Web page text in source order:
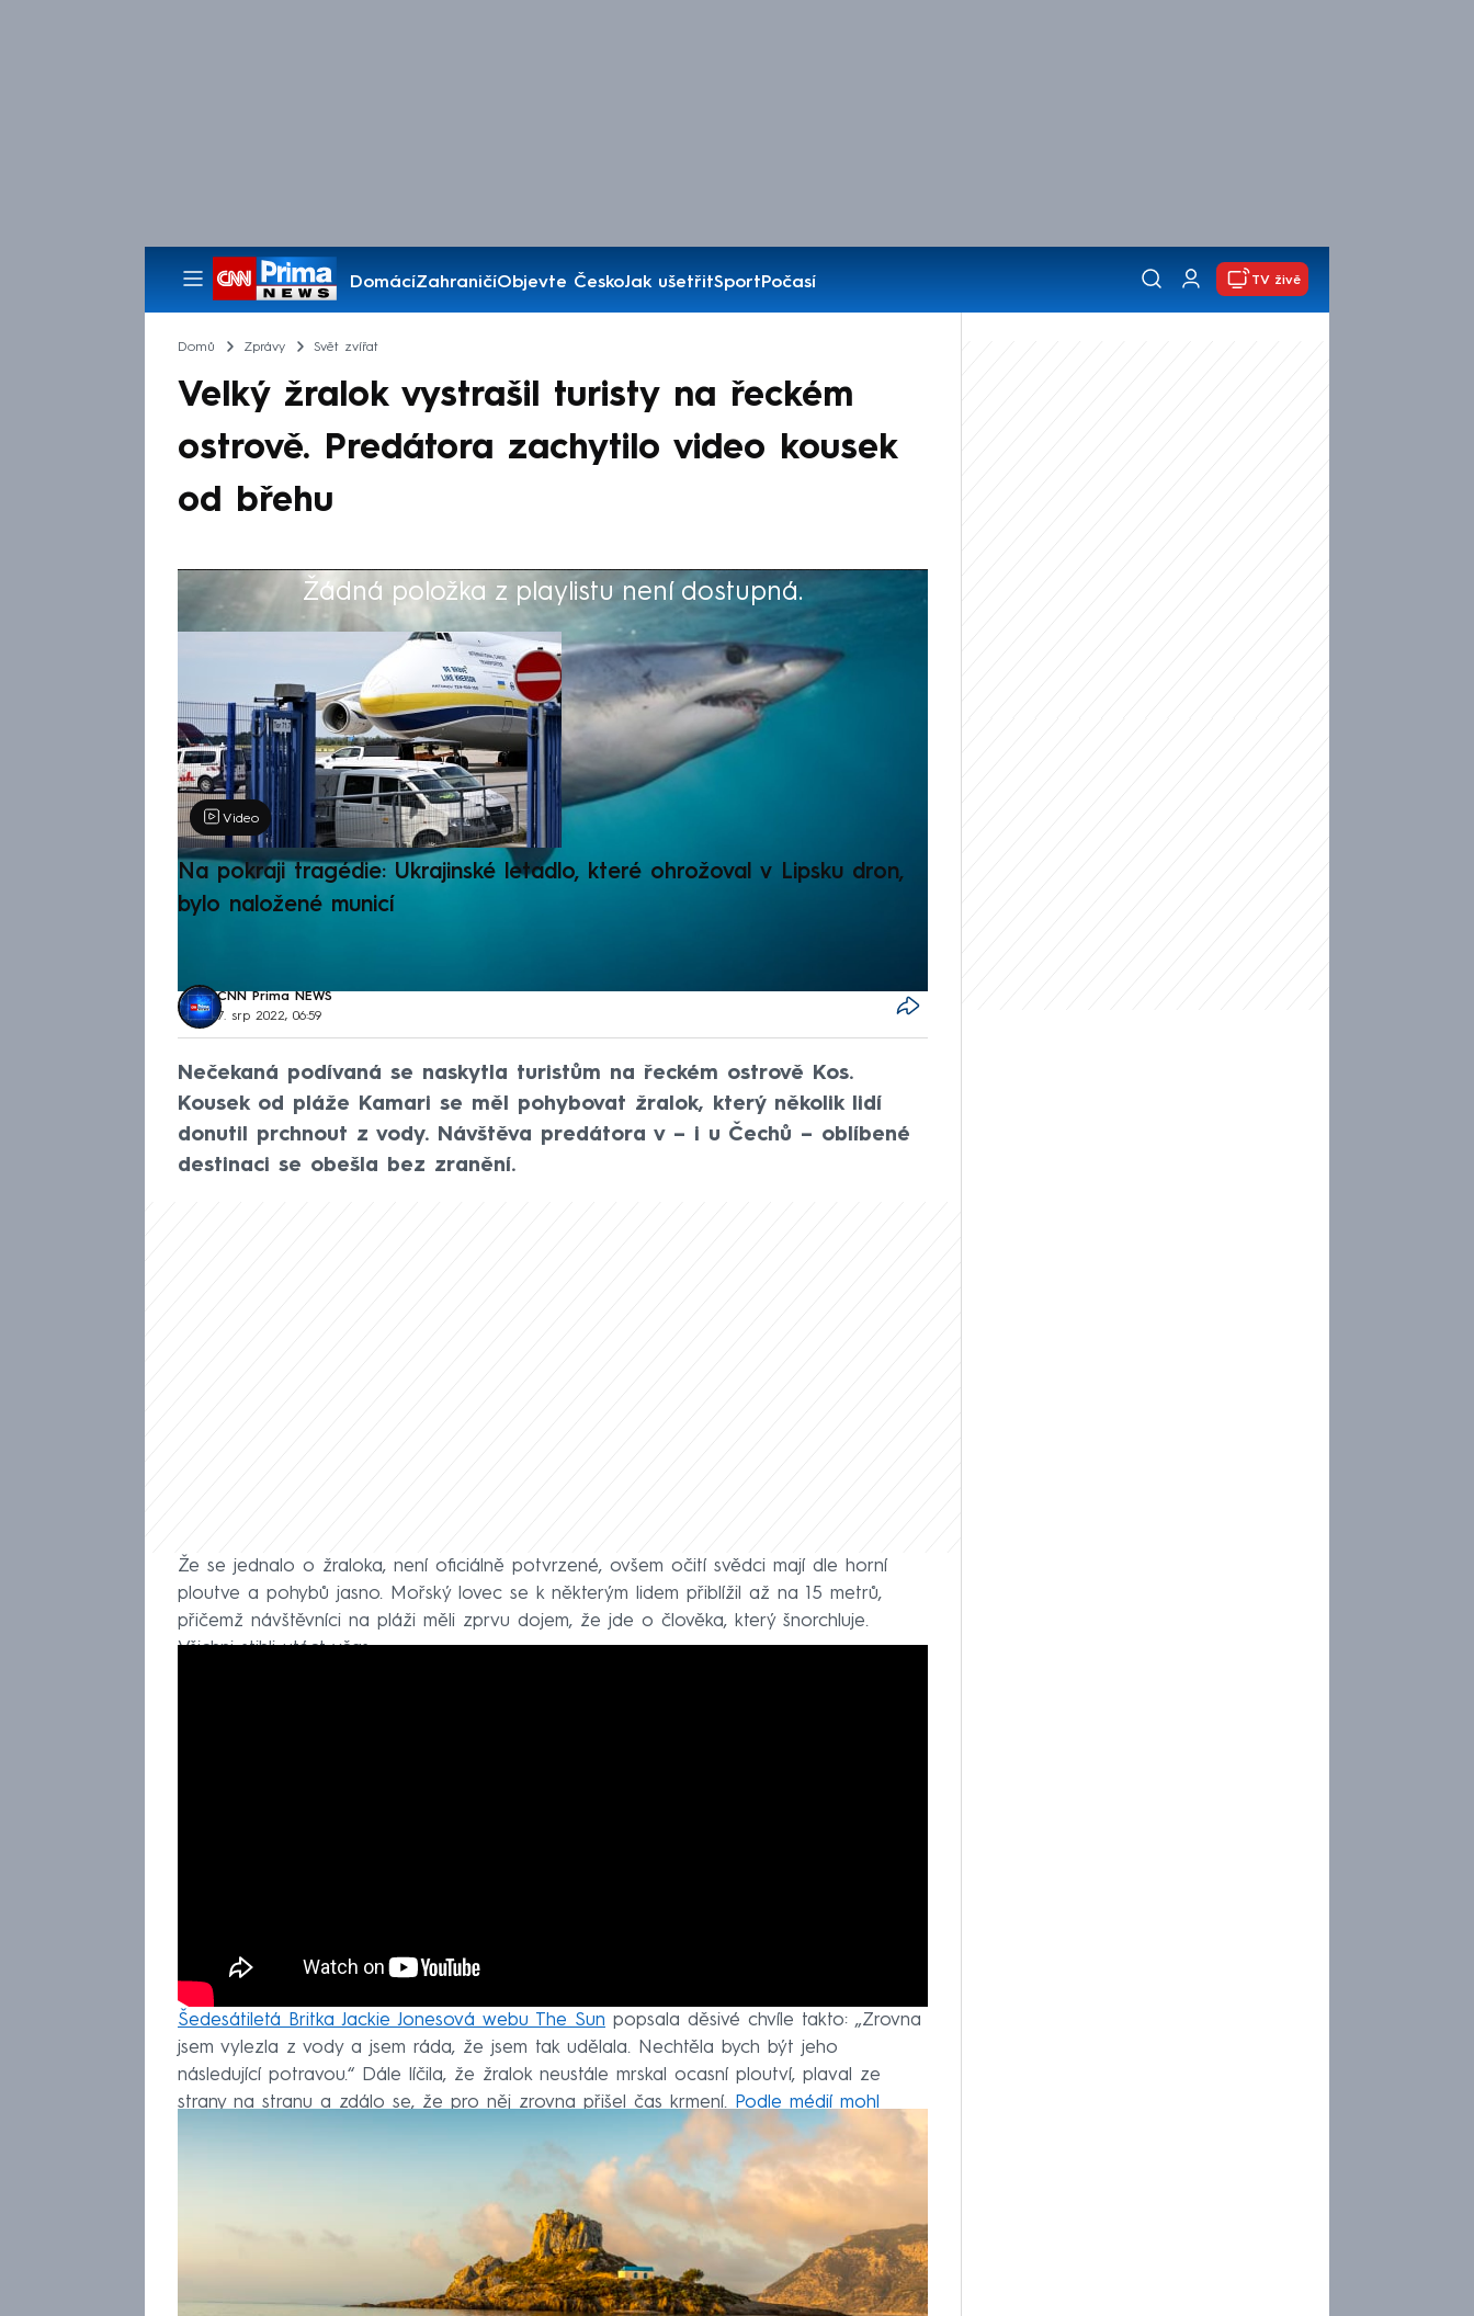
DomácíZahraničíObjevte ČeskoJak ušetřitSportPočasí
Pořady
TV živě
Domů Zprávy Svět zvířat
Velký žralok vystrašil turisty na řeckém
ostrově. Predátora zachytilo video kousek
od břehu
Žádná položka z playlistu není dostupná.
Výběr redakce
Video
Na pokraji tragédie: Ukrajinské letadlo, které ohrožoval v Lipsku dron,
bylo naložené municí
CNN Prima NEWS
7. srp 2022, 06:59
Nečekaná podívaná se naskytla turistům na řeckém ostrově Kos.
Kousek od pláže Kamari se měl pohybovat žralok, který několik lidí
donutil prchnout z vody. Návštěva predátora v – i u Čechů – oblíbené
destinaci se obešla bez zranění.
Že se jednalo o žraloka, není oficiálně potvrzené, ovšem očití svědci mají dle horní
ploutve a pohybů jasno. Mořský lovec se k některým lidem přiblížil až na 15 metrů,
přičemž návštěvníci na pláži měli zprvu dojem, že jde o člověka, který šnorchluje.
Všichni stihli utéct včas.
Šedesátiletá Britka Jackie Jonesová webu The Sun popsala děsivé chvíle takto: „Zrovna
jsem vylezla z vody a jsem ráda, že jsem tak udělala. Nechtěla bych být jeho
následující potravou.“ Dále líčila, že žralok neustále mrskal ocasní ploutví, plaval ze
strany na stranu a zdálo se, že pro něj zrovna přišel čas krmení. Podle médií mohl